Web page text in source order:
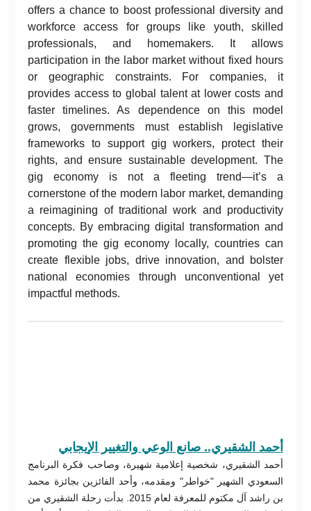
offers a chance to boost professional diversity and
workforce access for groups like youth, skilled
professionals, and homemakers. It allows
participation in the labor market without fixed hours
or geographic constraints. For companies, it
provides access to global talent at lower costs and
faster timelines. As dependence on this model
grows, governments must establish legislative
frameworks to support gig workers, protect their
rights, and ensure sustainable development. The
gig economy is not a fleeting trend—it’s a
cornerstone of the modern labor market, demanding
a reimagining of traditional work and productivity
concepts. By embracing digital transformation and
promoting the gig economy locally, countries can
create flexible jobs, drive innovation, and bolster
national economies through unconventional yet
impactful methods.
أحمد الشقيري.. صانع الوعي والتغيير الإيجابي
أحمد الشقيري، شخصية إعلامية شهيرة، وصاحب فكرة البرنامج
السعودي الشهير "خواطر" ومقدمه، وأحد الفائزين بجائزة محمد
بن راشد آل مكتوم للمعرفة لعام 2015. بدأت رحلة الشقيري من